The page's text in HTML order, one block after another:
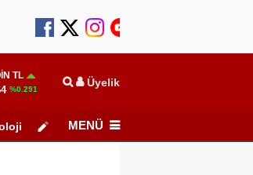
TL
%0.291 Üyelik
Köşe Yazarları
MENÜ